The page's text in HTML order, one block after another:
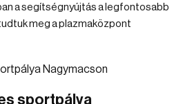
a segítségnyújtás a legfontosabb
meg a plazmaközpont
sportpálya